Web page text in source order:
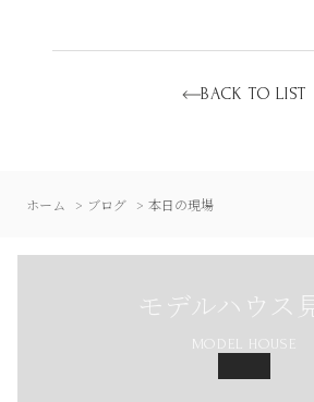
BACK TO LIST
ホーム ブログ 本日の現場
モデルハウス
MODEL HOUSE